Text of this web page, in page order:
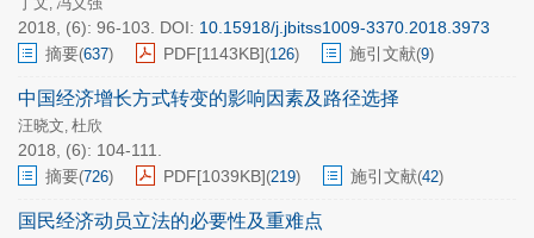
,
2018, (6): 96-103. DOI: 10.15918/j.jbitss1009-3370.2018.3973
摘要(637) PDF[1143KB](126) 施引文献(9)
中国经济增长方式转变的影响因素及路径选择
汪晓文, 杜欣
2018, (6): 104-111.
摘要(726) PDF[1039KB](219) 施引文献(42)
国民经济动员立法的必要性及重难点